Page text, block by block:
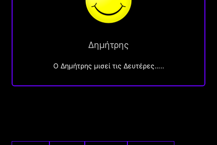
Δημήτρης
O Δημήτρης μισεί τις Δευτέρες…..